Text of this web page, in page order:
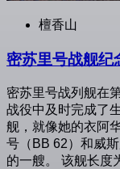
檀香山
密苏里号战舰纪
密苏里号战列舰在
战役中及时完成了
舰，就像她的衣阿
号（BB 62）和威
的一艘。 该舰长度